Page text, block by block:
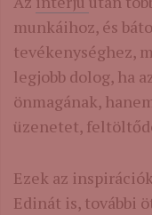
munkáihoz, és
tevékenységhez,
legjobb dolog, ha
önmagának,
üzenetet,
Ezek az
Edinát is, további